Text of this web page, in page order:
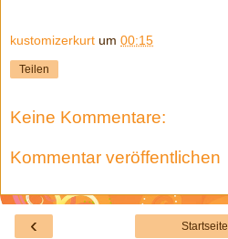
kustomizerkurt um 00:15
Teilen
Keine Kommentare:
Kommentar veröffentlichen
‹ Startseite